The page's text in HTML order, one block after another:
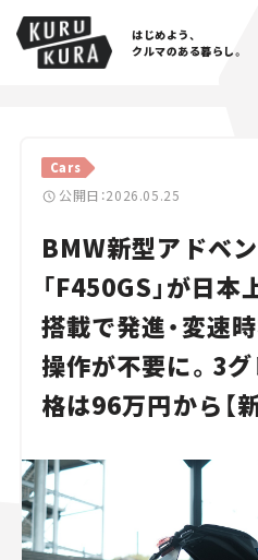
はじめよう、
クルマのある暮らし。
Cars
公開日：2026.05.25
BMW新型アドベ
「F450GS」が日本
搭載で発進・変速
操作が不要に。3
格は96万円から【
Cars
Lifestyle
Traffic
Special
Series
人気のハッシュタグ
スズキ ジムニー｜Suzuki Jimny
マツダ｜Mazda
マツダ ロー